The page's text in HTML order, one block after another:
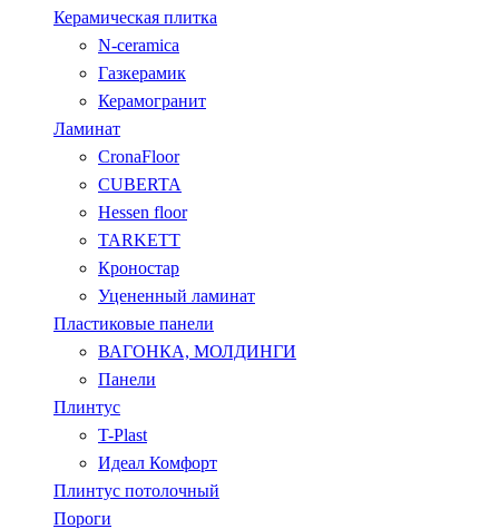
Керамическая плитка
N-ceramica
Газкерамик
Керамогранит
Ламинат
CronaFloor
CUBERTA
Hessen floor
TARKETT
Кроностар
Уцененный ламинат
Пластиковые панели
ВАГОНКА, МОЛДИНГИ
Панели
Плинтус
T-Plast
Идеал Комфорт
Плинтус потолочный
Пороги